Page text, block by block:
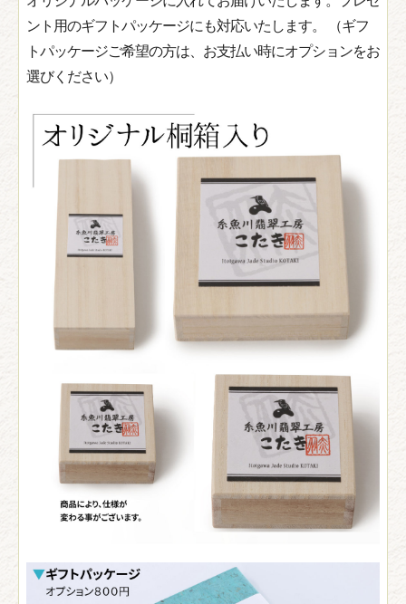
ント用のギフトパッケージにも対応いたします。 （ギフ
トパッケージご希望の方は、お支払い時にオプションをお
選びください）